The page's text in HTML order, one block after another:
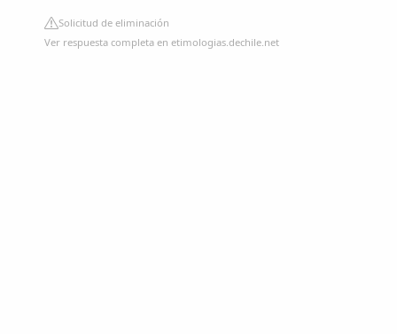
Solicitud de eliminación
Ver respuesta completa en etimologias.dechile.net